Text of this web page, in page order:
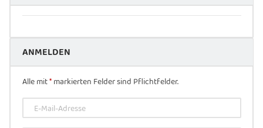
ANMELDEN
Alle mit*markierten Felder sind Pflichtfelder.
E-Mail-Adresse